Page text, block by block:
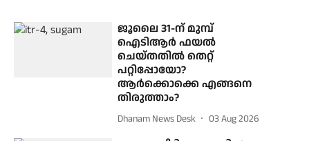
ജൂലൈ 31-ന് മുമ്പ്
ഐടിആർ ഫയൽ
ചെയ്തതിൽ തെറ്റ്
പറ്റിപ്പോയോ?
ആർക്കൊക്കെ എങ്ങനെ
തിരുത്താം?
Dhanam News Desk 03 Aug 2026